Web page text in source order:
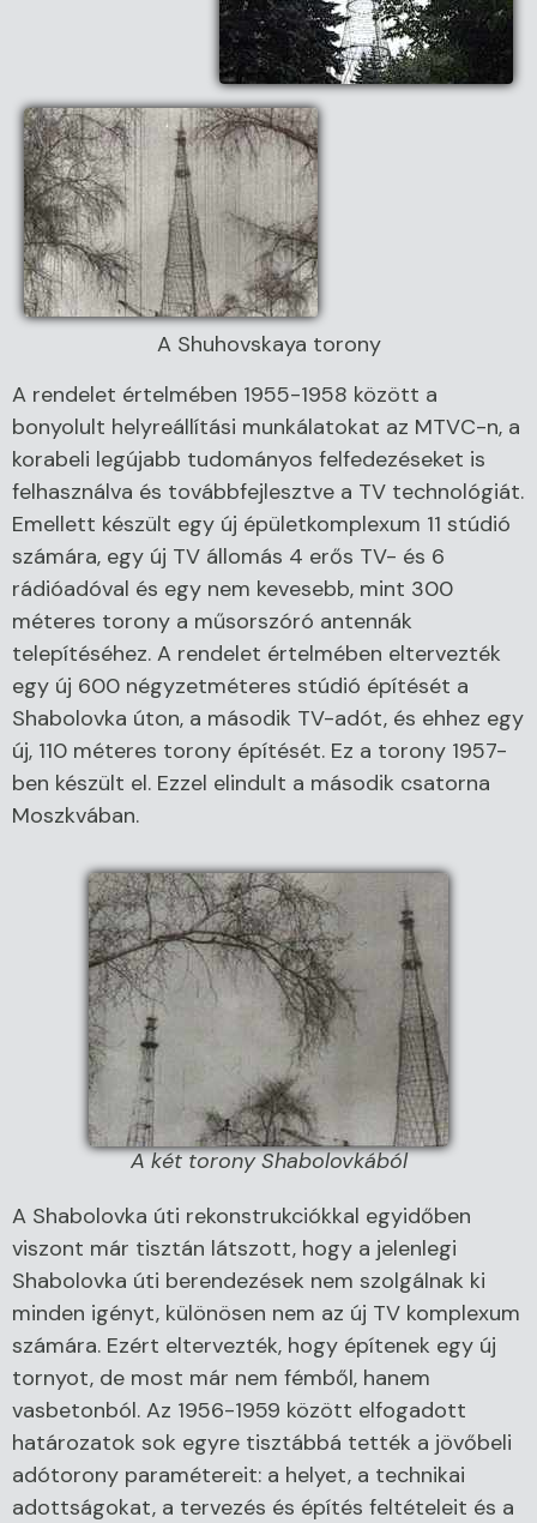
A Shuhovskaya torony
A rendelet értelmében 1955-1958 között a
bonyolult helyreállítási munkálatokat az MTVC-n, a
korabeli legújabb tudományos felfedezéseket is
felhasználva és továbbfejlesztve a TV technológiát.
Emellett készült egy új épületkomplexum 11 stúdió
számára, egy új TV állomás 4 erős TV- és 6
rádióadóval és egy nem kevesebb, mint 300
méteres torony a műsorszóró antennák
telepítéséhez. A rendelet értelmében eltervezték
egy új 600 négyzetméteres stúdió építését a
Shabolovka úton, a második TV-adót, és ehhez egy
új, 110 méteres torony építését. Ez a torony 1957-
ben készült el. Ezzel elindult a második csatorna
Moszkvában.
A két torony Shabolovkából
A Shabolovka úti rekonstrukciókkal egyidőben
viszont már tisztán látszott, hogy a jelenlegi
Shabolovka úti berendezések nem szolgálnak ki
minden igényt, különösen nem az új TV komplexum
számára. Ezért eltervezték, hogy építenek egy új
tornyot, de most már nem fémből, hanem
vasbetonból. Az 1956-1959 között elfogadott
határozatok sok egyre tisztábbá tették a jövőbeli
adótorony paramétereit: a helyet, a technikai
adottságokat, a tervezés és építés feltételeit és a